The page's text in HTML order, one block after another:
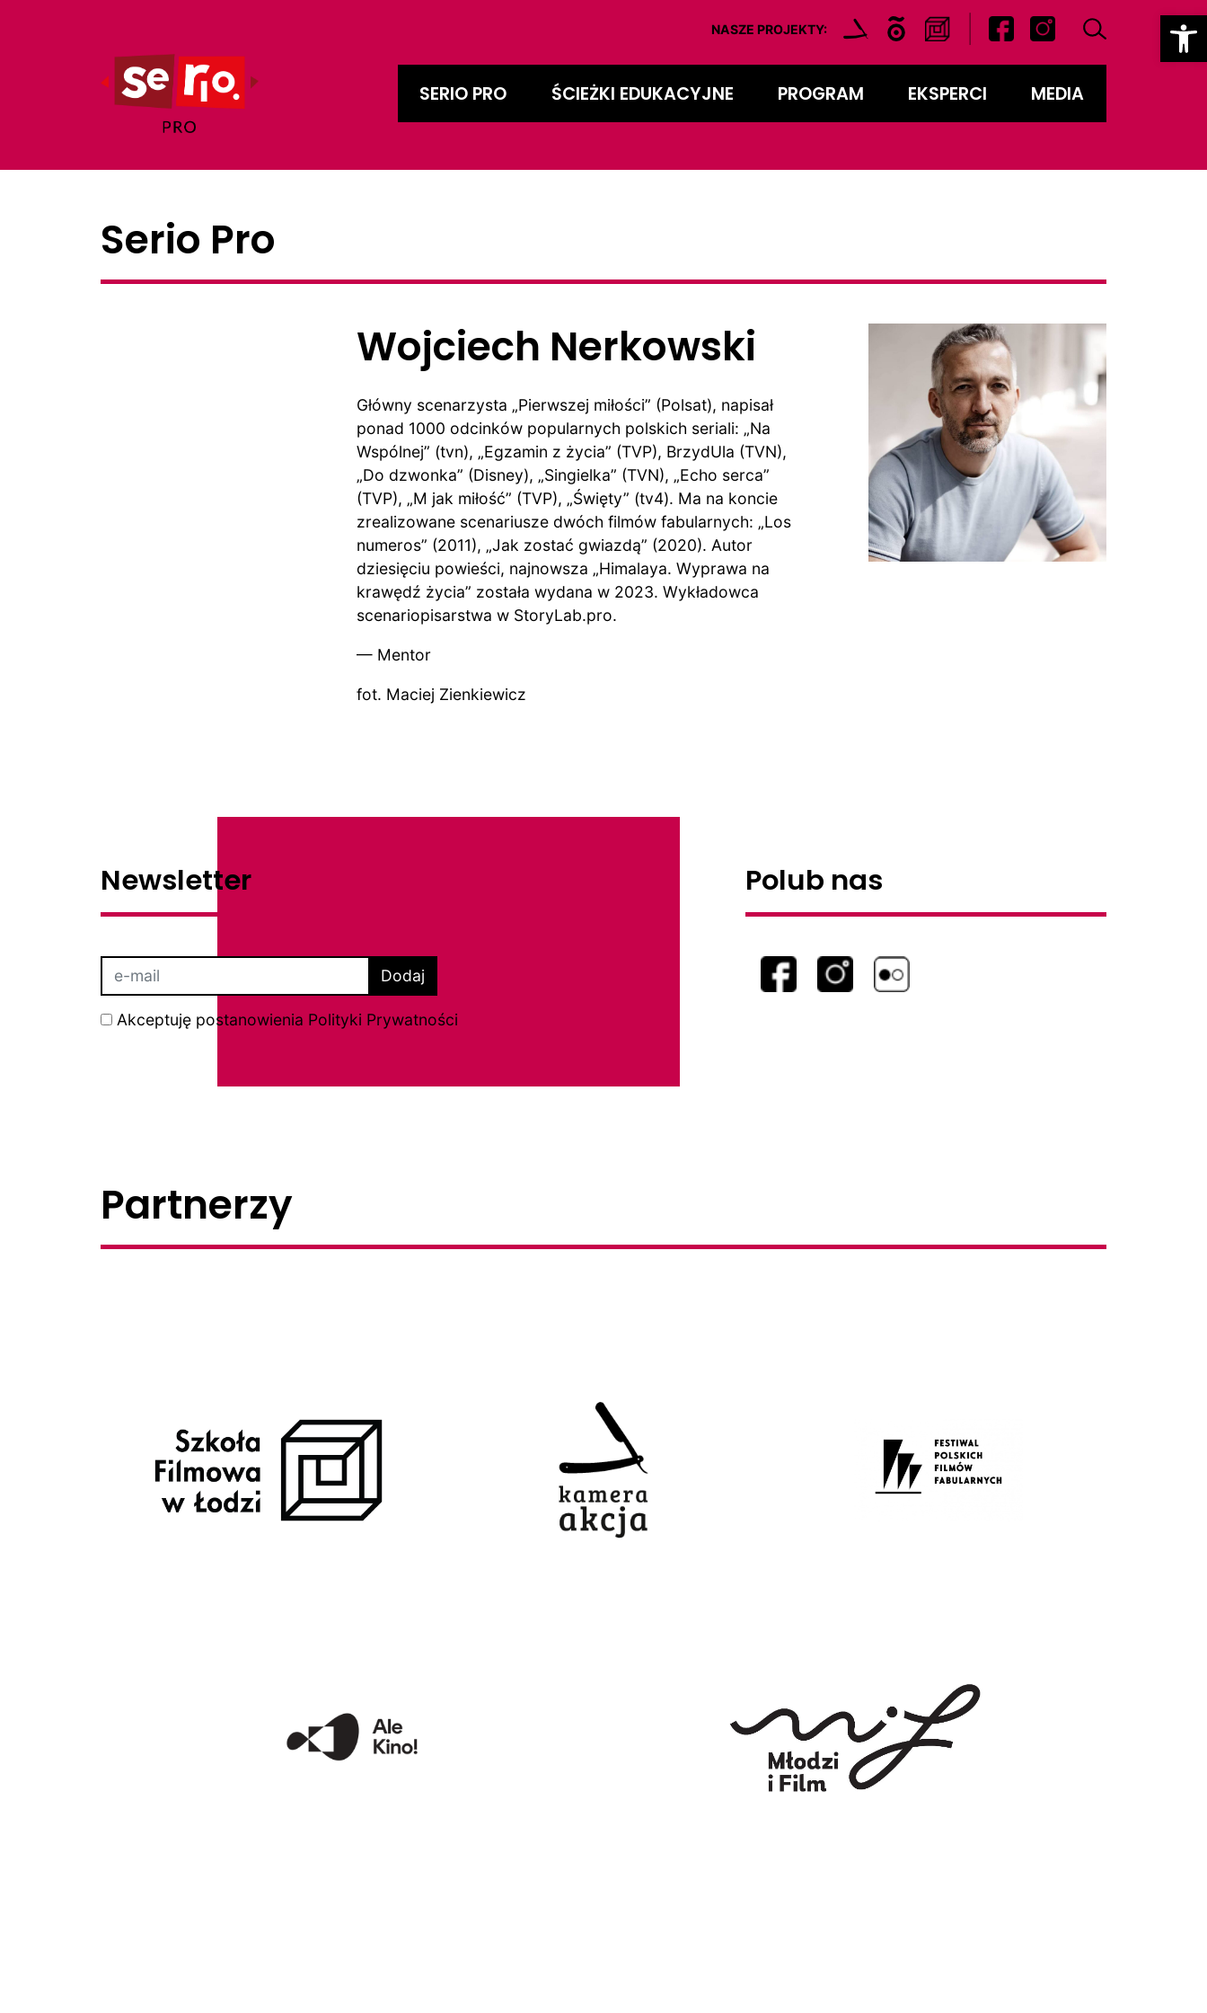
NASZE PROJEKTY:
SERIO PRO ŚCIEŻKI EDUKACYJNE PROGRAM EKSPERCI MEDIA
Serio Pro
Wojciech Nerkowski
Główny scenarzysta „Pierwszej miłości” (Polsat), napisał
ponad 1000 odcinków popularnych polskich seriali: „Na
Wspólnej” (tvn), „Egzamin z życia” (TVP), BrzydUla (TVN),
„Do dzwonka” (Disney), „Singielka” (TVN), „Echo serca”
(TVP), „M jak miłość” (TVP), „Święty” (tv4). Ma na koncie
zrealizowane scenariusze dwóch filmów fabularnych: „Los
numeros” (2011), „Jak zostać gwiazdą” (2020). Autor
dziesięciu powieści, najnowsza „Himalaya. Wyprawa na
krawędź życia” została wydana w 2023. Wykładowca
scenariopisarstwa w StoryLab.pro.
— Mentor
fot. Maciej Zienkiewicz
Newsletter
Dodaj
Akceptuję postanowienia Polityki Prywatności
Polub nas
Partnerzy